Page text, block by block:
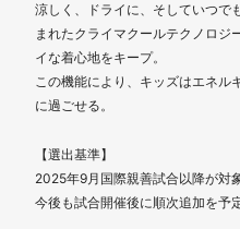
涼しく、ドライに、そしていつで
まれたクライマクールテクノロジ
イな着心地をキープ。
この機能により、キッズはエネル
に過ごせる。
【選出基準】
2025年9月国際親善試合以降が対
今後も試合開催後に順次追加を予